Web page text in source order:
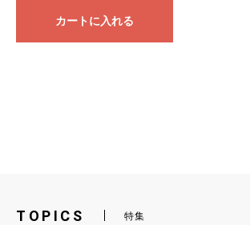
カートに入れる
TOPICS 特集